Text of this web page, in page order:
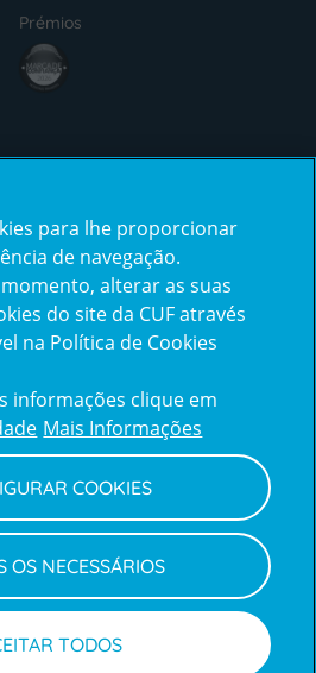
Prémios
award4
certification3
e Cookies
de Acessibilidade
Informações legais
para lhe proporcionar
de navegação.
alterar as suas
do site da CUF através
na Política de Cookies
informações clique em
Mais Informações
COOKIES
OS NECESSÁRIOS
TODOS